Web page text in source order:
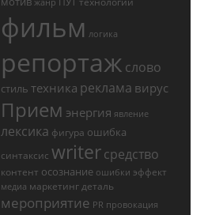
жанр
фильм логика
репортаж слово
стиль техника реклама вирус
Прием энергия явление
лексика фигура ошибка
синтаксис writerсредство
контент осознание ошибки эффект
медиа маркетингдеталь
мероприятие PR провокация